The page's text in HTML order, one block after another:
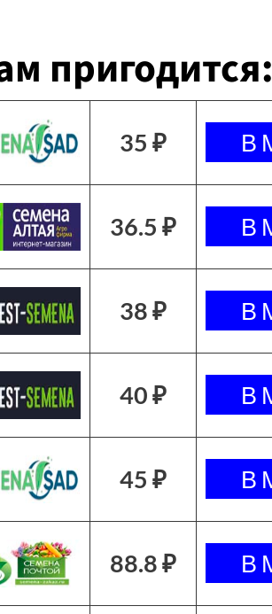
пригодится:
35 ₽
36.5 ₽
38 ₽
40 ₽
45 ₽
88.8 ₽